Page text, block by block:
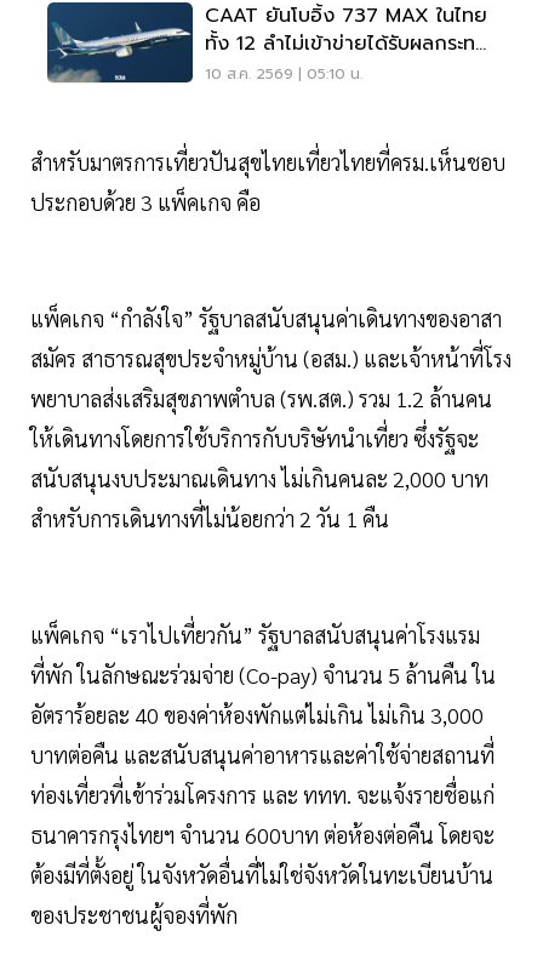
CAAT ยันโบอิ้ง 737 MAX ในไทย
ทั้ง 12 ลำไม่เข้าข่ายได้รับผลกระทบ
จากคำสั่ง FAA
10 ส.ค. 2569 | 05:10 น.
สำหรับมาตรการเที่ยวปันสุขไทยเที่ยวไทยที่ครม.เห็นชอบ
ประกอบด้วย 3 แพ็คเกจ คือ
แพ็คเกจ “กําลังใจ” รัฐบาลสนับสนุนค่าเดินทางของอาสา
สมัคร สาธารณสุขประจําหมู่บ้าน (อสม.) และเจ้าหน้าที่โรง
พยาบาลส่งเสริมสุขภาพตําบล (รพ.สต.) รวม 1.2 ล้านคน
ให้เดินทางโดยการใช้บริการกับบริษัทนําเที่ยว ซึ่งรัฐจะ
สนับสนุนงบประมาณเดินทาง ไม่เกินคนละ 2,000 บาท
สําหรับการเดินทางที่ไม่น้อยกว่า 2 วัน 1 คืน
แพ็คเกจ “เราไปเที่ยวกัน” รัฐบาลสนับสนุนค่าโรงแรม
ที่พัก ในลักษณะร่วมจ่าย (Co-pay) จํานวน 5 ล้านคืน ใน
อัตราร้อยละ 40 ของค่าห้องพักแต่ไม่เกิน ไม่เกิน 3,000
บาทต่อคืน และสนับสนุนค่าอาหารและค่าใช้จ่ายสถานที่
ท่องเที่ยวที่เข้าร่วมโครงการ และ ททท. จะแจ้งรายชื่อแก่
ธนาคารกรุงไทยฯ จํานวน 600บาท ต่อห้องต่อคืน โดยจะ
ต้องมีที่ตั้งอยู่ ในจังหวัดอื่นที่ไม่ใช่จังหวัดในทะเบียนบ้าน
ของประชาชนผู้จองที่พัก